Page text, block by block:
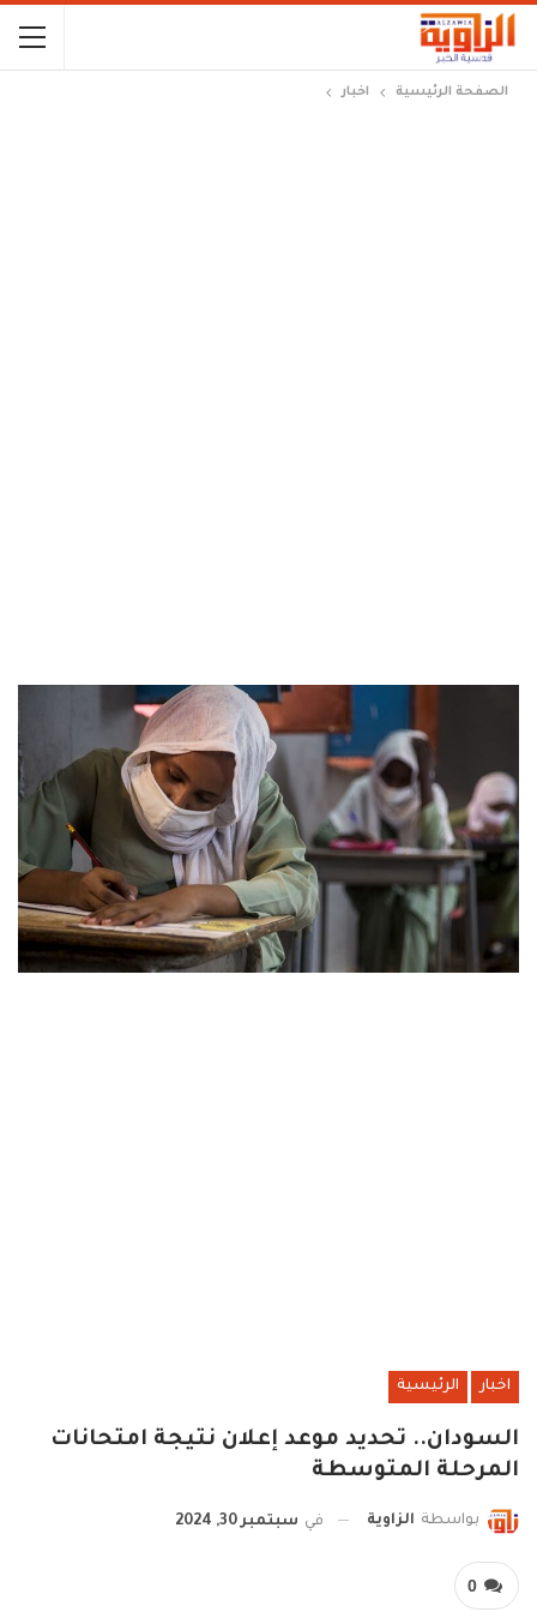
الصفحة الرئيسية اخبار
اخبار الرئيسية
السودان.. تحديد موعد إعلان نتيجة امتحانات
المرحلة المتوسطة
بواسطة الزاوية في سبتمبر 30, 2024
0